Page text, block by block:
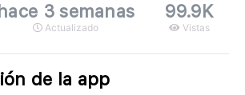
3 semanas
Actualizado
99.9K
Vistas
de la app